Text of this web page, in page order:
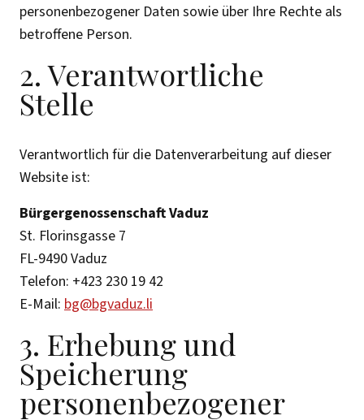
personenbezogener Daten sowie über Ihre Rechte als
betroffene Person.
2. Verantwortliche
Stelle
Verantwortlich für die Datenverarbeitung auf dieser
Website ist:
Bürgergenossenschaft Vaduz
St. Florinsgasse 7
FL-9490 Vaduz
Telefon: +423 230 19 42
E-Mail: bg@bgvaduz.li
3. Erhebung und
Speicherung
personenbezogener